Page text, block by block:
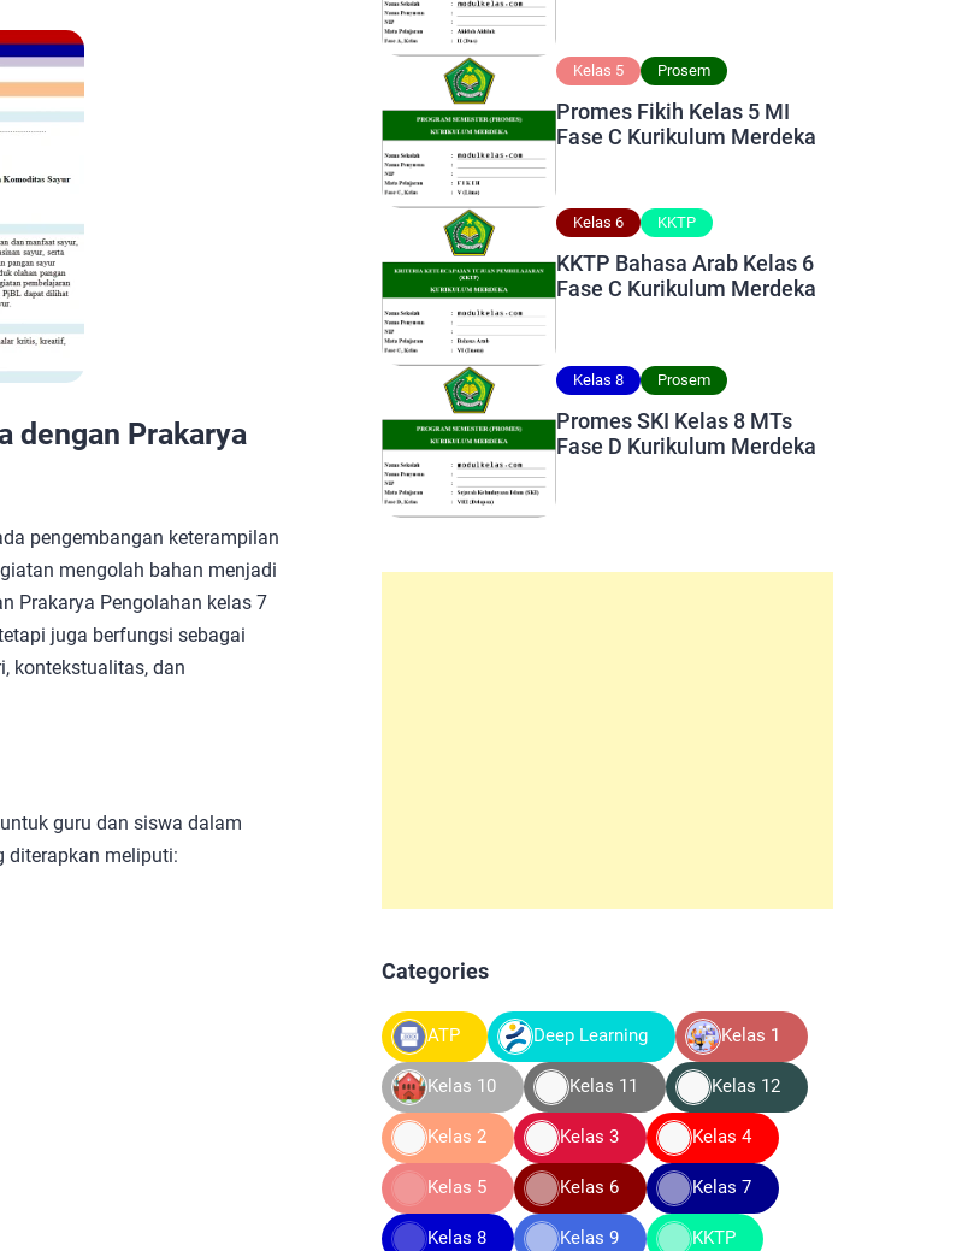
dengan Prakarya
pengembangan keterampilan
mengolah bahan menjadi
Prakarya Pengolahan kelas 7
juga berfungsi sebagai
kontekstualitas, dan
guru dan siswa dalam
diterapkan meliputi:
Kelas 5 Prosem
Promes Fikih Kelas 5 MI
Fase C Kurikulum Merdeka
Kelas 6 KKTP
KKTP Bahasa Arab Kelas 6
Fase C Kurikulum Merdeka
Kelas 8 Prosem
Promes SKI Kelas 8 MTs
Fase D Kurikulum Merdeka
Categories
ATP Deep Learning Kelas 1
Kelas 10 Kelas 11 Kelas 12
Kelas 2 Kelas 3 Kelas 4
Kelas 5 Kelas 6 Kelas 7
Kelas 8 Kelas 9 KKTP